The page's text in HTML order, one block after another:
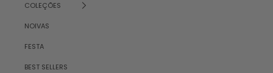
COLEÇÕES
NOIVAS
FESTA
BEST SELLERS